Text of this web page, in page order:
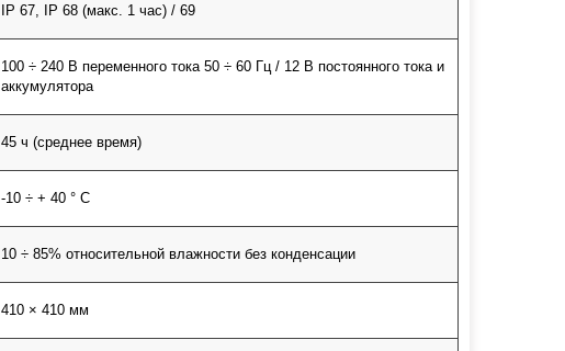
IP 67, IP 68 (макс. 1 час) / 69
100 ÷ 240 В переменного тока 50 ÷ 60 Гц / 12 В постоянного тока и
аккумулятора
45 ч (среднее время)
-10 ÷ + 40 ° C
10 ÷ 85% относительной влажности без конденсации
410 × 410 мм